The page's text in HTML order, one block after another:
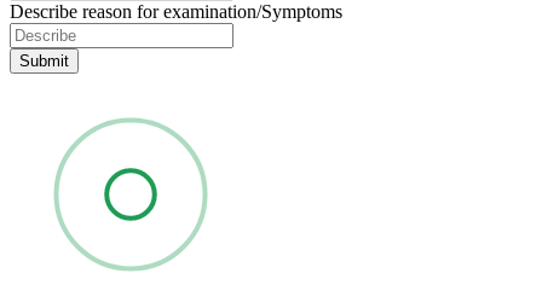
Describe reason for examination/Symptoms
Submit